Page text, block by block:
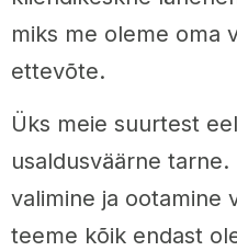
miks me oleme oma
ettevõte.
Üks meie suurtest
usaldusväärne
valimine ja ootamine
teeme kõik endast